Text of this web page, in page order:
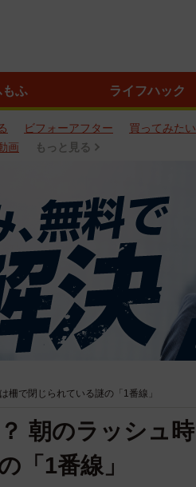
もふ ライフハック
ビフォーアフター 買ってみたい
画 もっと見る
柵で閉じられている謎の「1番線」
朝のラッシュ時
「1番線」